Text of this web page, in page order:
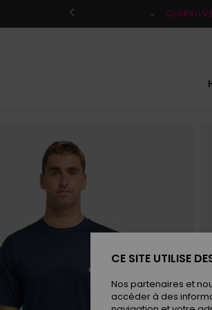
CE SITE UTILISE
Nos partenaires et
accéder à des